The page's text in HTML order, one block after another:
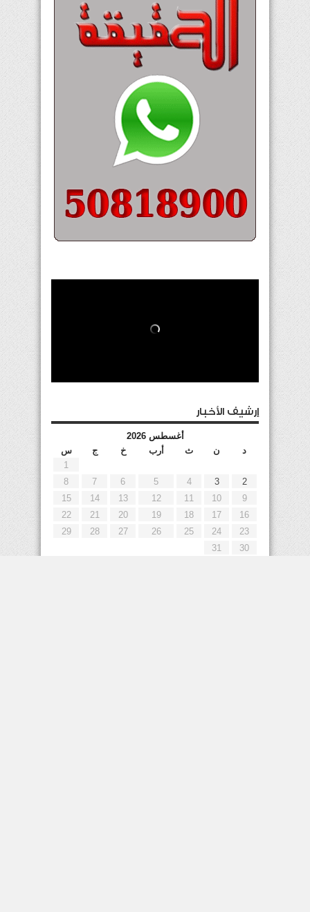
إرشيف الأخبار
أغسطس 2026
د
ن ث أرب خ ج
س
1
2
3
4
5
6
7
8
9
10
11
12
13
14
15
16
17
18
19
20
21
22
23
24
25
26
27
28
29
30
31